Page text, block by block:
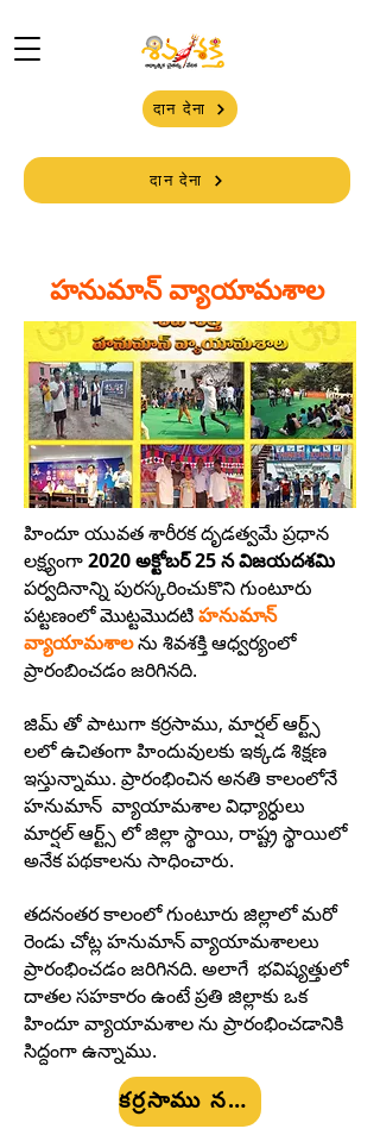
दान देना
दान देना
హనుమాన్ వ్యాయామశాల
హిందూ యువత శారీరక దృడత్వమే ప్రధాన
లక్ష్యంగా2020 అక్టోబర్ 25 న విజయదశమి
పర్వదినాన్ని పురస్కరించుకొని గుంటూరు
పట్టణంలో మొట్టమొదటిహనుమాన్
వ్యాయామశాలను శివశక్తి ఆధ్వర్యంలో
ప్రారంబించడం జరిగినది.
జిమ్ తో పాటుగా కర్రసాము, మార్షల్ ఆర్ట్స్
లలో ఉచితంగా హిందువులకు ఇక్కడ శిక్షణ
ఇస్తున్నాము. ప్రారంభించిన అనతి కాలంలోనే
హనుమాన్ వ్యాయామశాల విధ్యార్ధులు
మార్షల్ ఆర్ట్స్ లో జిల్లా స్థాయి, రాష్ట్ర స్థాయిలో
అనేక పథకాలను సాధించారు.
తదనంతర కాలంలో గుంటూరు జిల్లాలో మరో
రెండు చోట్ల హనుమాన్ వ్యాయామశాలలు
ప్రారంభించడం జరిగినది. అలాగే భవిష్యత్తులో
దాతల సహకారం ఉంటే ప్రతి జిల్లాకు ఒక
హిందూ వ్యాయామశాల ను ప్రారంభించడానికి
సిద్దంగా ఉన్నాము.
కర్రసాము నమోదు మరియు నియుద్ధ నమోదు